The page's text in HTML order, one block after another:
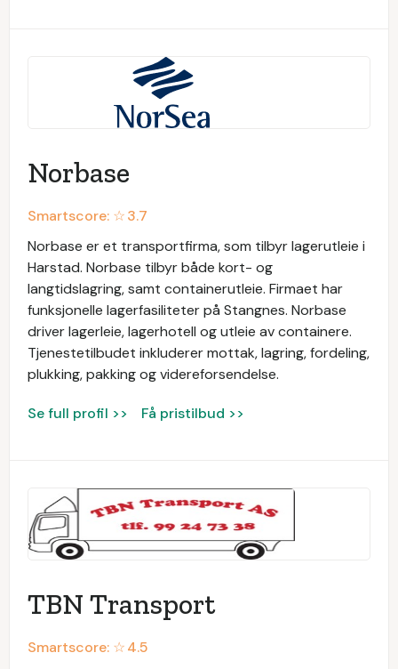
Norbase
Smartscore: ☆3.7
Norbase er et transportfirma, som tilbyr lagerutleie i
Harstad. Norbase tilbyr både kort- og
langtidslagring, samt containerutleie. Firmaet har
funksjonelle lagerfasiliteter på Stangnes. Norbase
driver lagerleie, lagerhotell og utleie av containere.
Tjenestetilbudet inkluderer mottak, lagring, fordeling,
plukking, pakking og videreforsendelse.
Se full profil >> Få pristilbud >>
TBN Transport
Smartscore: ☆4.5